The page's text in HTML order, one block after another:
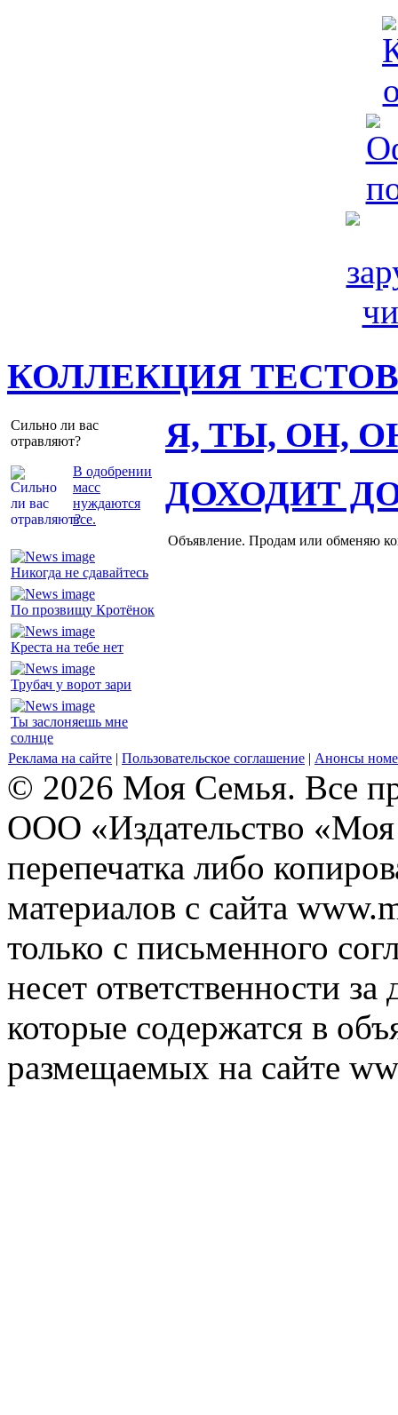
КОЛЛЕКЦИЯ ТЕСТОВ
Сильно ли вас
отравляют?
В одобрении
масс
нуждаются
все.
Я, ТЫ, ОН,
Никогда не сдавайтесь
По прозвищу Кротёнок
Креста на тебе нет
Трубач у ворот зари
Ты заслоняешь мне
солнце
ДОХОДИТ
Объявление. Продам или обменяю
Реклама на сайте | Пользовательское соглашение | Анонсы
© 2026 Моя Семья. Все
ООО «Издательство
перепечатка либо
материалов с сайта
только с письменного
несет ответственности
которые содержатся в
размещаемых на сайте